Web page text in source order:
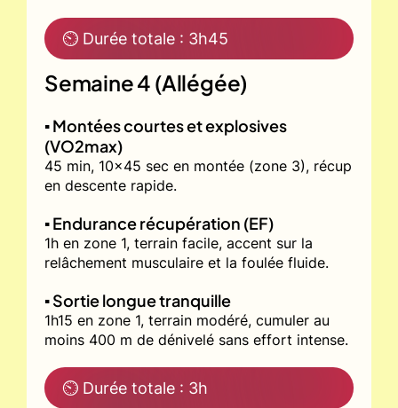
⏲ Durée totale : 3h45
Semaine 4 (Allégée)
▪️ Montées courtes et explosives
(VO2max)
45 min, 10x45 sec en montée (zone 3), récup
en descente rapide.
▪️ Endurance récupération (EF)
1h en zone 1, terrain facile, accent sur la
relâchement musculaire et la foulée fluide.
▪️ Sortie longue tranquille
1h15 en zone 1, terrain modéré, cumuler au
moins 400 m de dénivelé sans effort intense.
⏲ Durée totale : 3h